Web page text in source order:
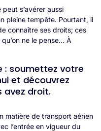
s’avérer aussi
pleine tempête. Pourtant, il
connaître ses droits; ces
ne le pense… À
: soumettez votre
et découvrez
avez droit.
matière de transport aérien
l’entrée en vigueur du